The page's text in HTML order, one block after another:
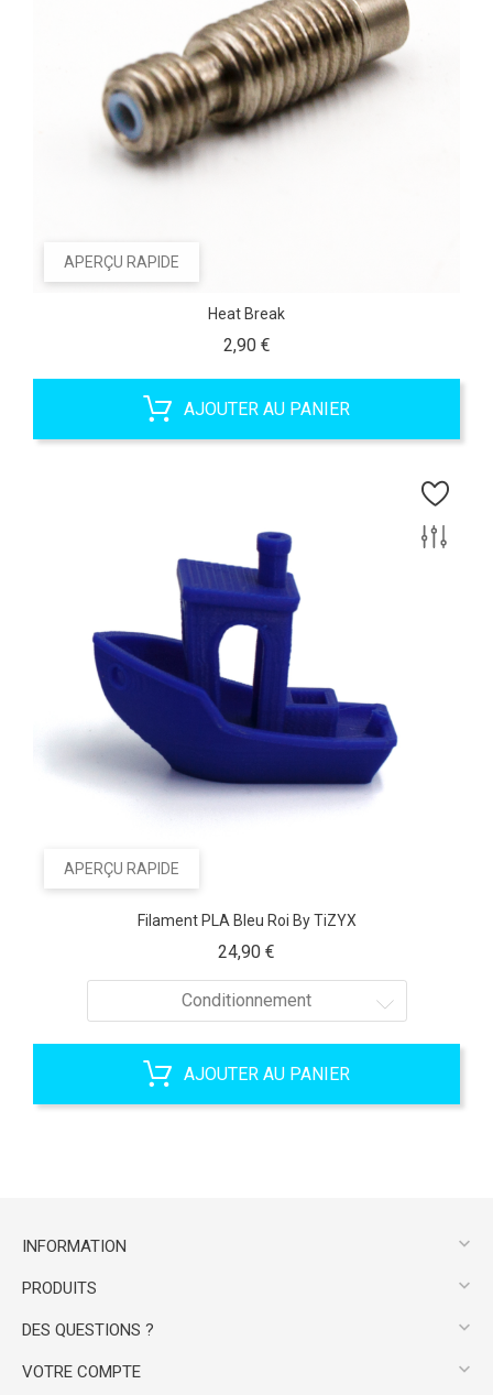
APERÇU RAPIDE
Heat Break
2,90 €Prix
AJOUTER AU PANIER
APERÇU RAPIDE
Filament PLA Bleu Roi By TiZYX
24,90 €
Conditionnement
AJOUTER AU PANIER
INFORMATION 
PRODUITS 
DES QUESTIONS ? 
VOTRE COMPTE 